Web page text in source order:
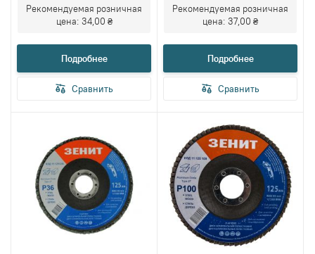
Рекомендуемая розничная
цена: 34,00 ₴
Подробнее
Сравнить
Рекомендуемая розничная
цена: 37,00 ₴
Подробнее
Сравнить